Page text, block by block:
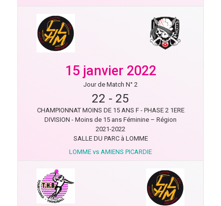
15 janvier 2022
Jour de Match N° 2
22 - 25
CHAMPIONNAT MOINS DE 15 ANS F - PHASE 2 1ERE
DIVISION - Moins de 15 ans Féminine – Région
2021-2022
SALLE DU PARC à LOMME
LOMME vs AMIENS PICARDIE